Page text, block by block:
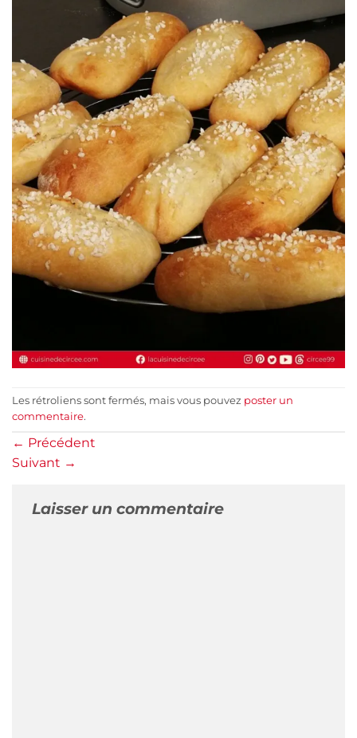
Les rétroliens sont fermés, mais vous pouvez poster un
commentaire.
← Précédent
Suivant →
Laisser un commentaire